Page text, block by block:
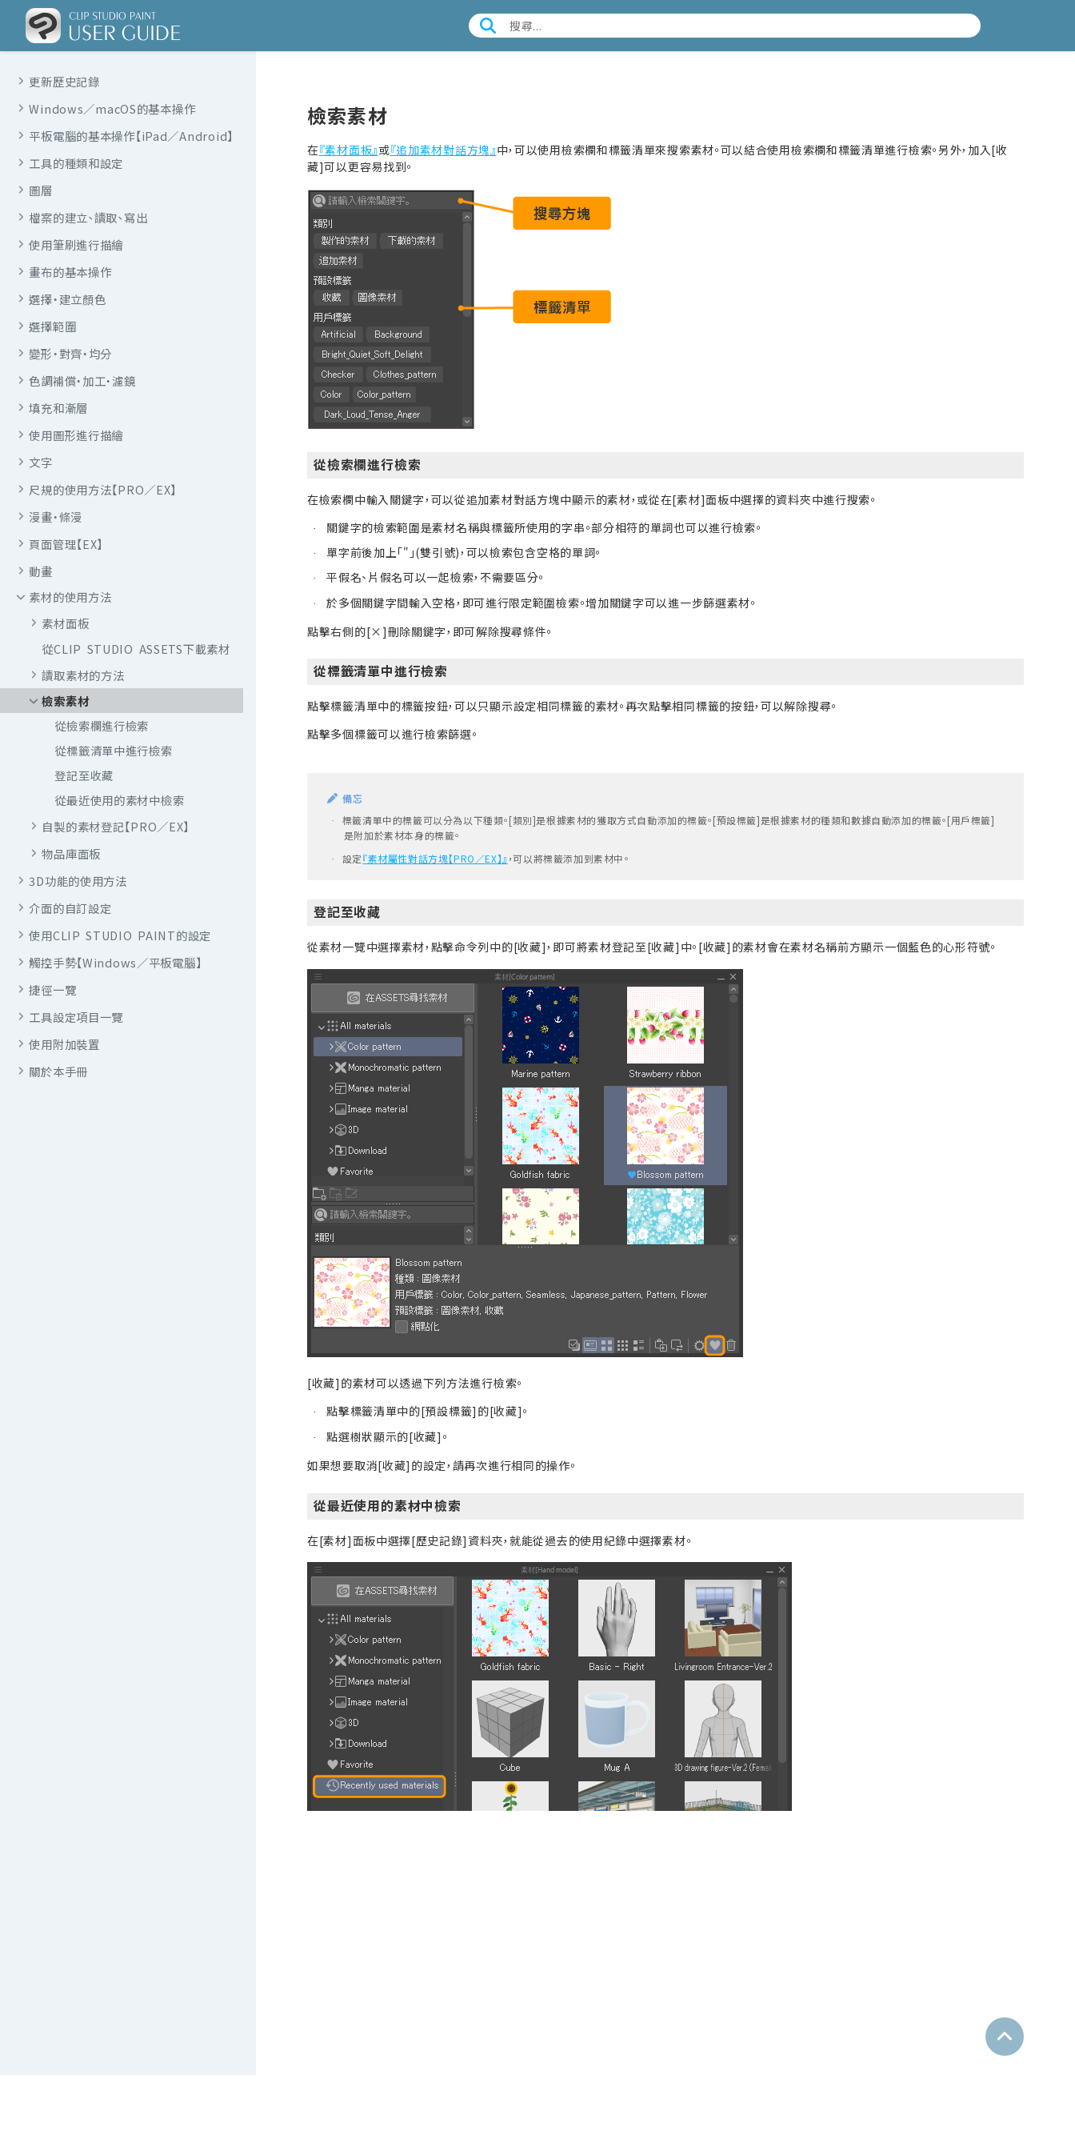
更新歷史記錄
Windows／macOS的基本操作
平板電腦的基本操作【iPad／Android】
工具的種類和設定
圖層
檔案的建立、讀取、寫出
使用筆刷進行描繪
畫布的基本操作
選擇・建立顏色
選擇範圍
變形・對齊・均分
色調補償・加工・濾鏡
填充和漸層
使用圖形進行描繪
文字
尺規的使用方法【PRO／EX】
漫畫・條漫
頁面管理【EX】
動畫
素材的使用方法
素材面板
從CLIP STUDIO ASSETS下載素材
讀取素材的方法
檢索素材
從檢索欄進行檢索
從標籤清單中進行檢索
登記至收藏
從最近使用的素材中檢索
自製的素材登記【PRO／EX】
物品庫面板
3D功能的使用方法
介面的自訂設定
使用CLIP STUDIO PAINT的設定
觸控手勢【Windows／平板電腦】
捷徑一覽
工具設定項目一覽
使用附加裝置
關於本手冊
檢索素材
在『素材面板』或『追加素材對話方塊』中，可以使用檢索欄和標籤清單來搜索素材。可以結合使用檢索欄和標籤清單進行檢索。另外，加入[收
藏]可以更容易找到。
從檢索欄進行檢索
在檢索欄中輸入關鍵字，可以從追加素材對話方塊中顯示的素材，或從在[素材]面板中選擇的資料夾中進行搜索。
· 關鍵字的檢索範圍是素材名稱與標籤所使用的字串。部分相符的單詞也可以進行檢索。
· 單字前後加上「"」(雙引號)，可以檢索包含空格的單詞。
· 平假名、片假名可以一起檢索，不需要區分。
·
於多個關鍵字間輸入空格，即可進行限定範圍檢索。增加關鍵字可以進一步篩選素材。
點擊右側的[×]刪除關鍵字，即可解除搜尋條件。
從標籤清單中進行檢索
點擊標籤清單中的標籤按鈕，可以只顯示設定相同標籤的素材。再次點擊相同標籤的按鈕，可以解除搜尋。
點擊多個標籤可以進行檢索篩選。
備忘
·
標籤清單中的標籤可以分為以下種類。[類別]是根據素材的獲取方式自動添加的標籤。[預設標籤]是根據素材的種類和數據自動添加的標籤。[用戶標籤]
是附加於素材本身的標籤。
· 設定『素材屬性對話方塊【PRO／EX】』 ，可以將標籤添加到素材中。
登記至收藏
從素材一覽中選擇素材，點擊命令列中的[收藏]，即可將素材登記至[收藏]中。[收藏]的素材會在素材名稱前方顯示一個藍色的心形符號。
[收藏]的素材可以透過下列方法進行檢索。
· 點擊標籤清單中的[預設標籤]的[收藏]。
·
點選樹狀顯示的[收藏]。
如果想要取消[收藏]的設定，請再次進行相同的操作。
從最近使用的素材中檢索
在[素材]面板中選擇[歷史記錄]資料夾，就能從過去的使用紀錄中選擇素材。